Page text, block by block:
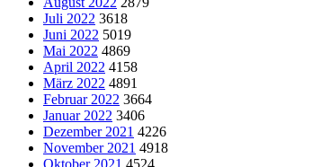
Juli 2022 3618
Juni 2022 5019
Mai 2022 4869
April 2022 4158
März 2022 4891
Februar 2022 3664
Januar 2022 3406
Dezember 2021 4226
November 2021 4918
Oktober 2021 4524